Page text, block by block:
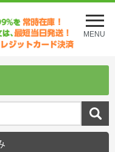
メ
ニ
ュ
を
MENU